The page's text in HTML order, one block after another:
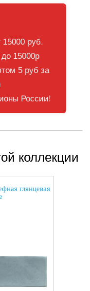
15000 руб.
15000р
5 руб за
России!
коллекции
глянцевая